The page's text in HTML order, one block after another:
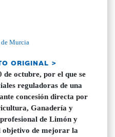
Murcia
ORIGINAL >
de octubre, por el que se
reguladoras de una
concesión directa por
Ganadería y
de Limón y
objetivo de mejorar la